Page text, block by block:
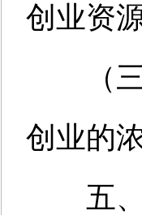
创业资
（
创业的
五